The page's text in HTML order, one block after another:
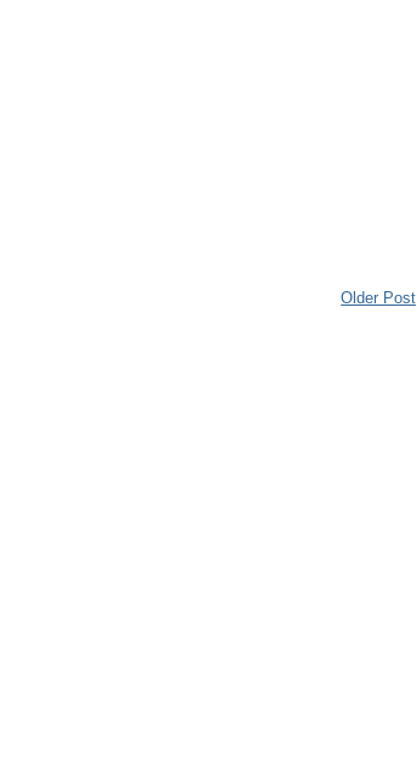
Older Post